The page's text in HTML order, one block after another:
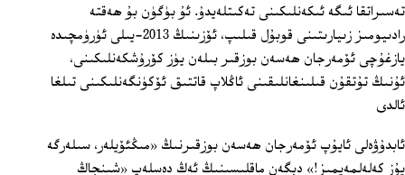
تەسىراتقا ئىگە ئىكەنلىكىنى تەكىتلەيدۇ. ئۇ بۈگۈن بۇ ھەقتە
رادىيومىز زىيارىتىنى قوبۇل قىلىپ، ئۆزىنىڭ 2013-يىلى ئۈرۈمچىدە
يازغۇچى ئۆمەرجان ھەسەن بوزقىر بىلەن يۈز كۆرۇشكەنلىكىنى،
ئۇنىڭ تۇتقۇن قىلىنغانلىقىنى ئاڭلاپ قاتتىق ئۆكۈنگەنلىكىنى تىلغا
ئالدى
ئابدۇۋەلى ئايۇپ ئۆمەرجان ھەسەن بوزقىرنىڭ «مىڭئۆيلەر، سىلەرگە
يۇز كەلەلمەيمىز!» دېگەن ماقلىسىنىڭ ئەڭ دەسلەپ «شىنجاڭ